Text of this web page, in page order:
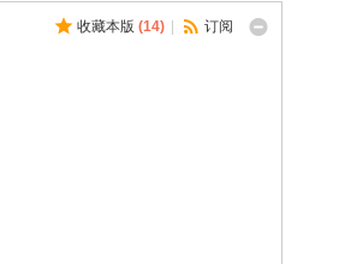
收藏本版 (14) 订阅